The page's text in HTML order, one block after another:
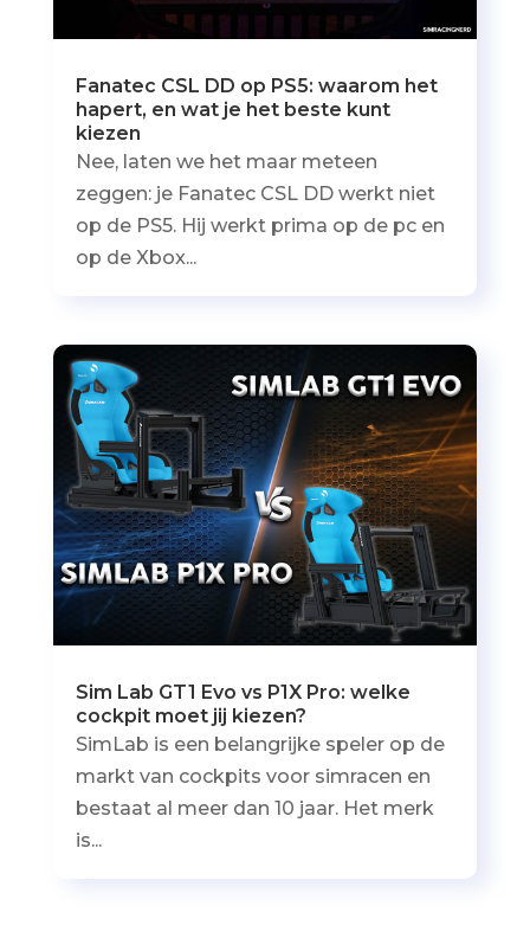
Fanatec CSL DD op PS5: waarom het
hapert, en wat je het beste kunt
kiezen
Nee, laten we het maar meteen
zeggen: je Fanatec CSL DD werkt niet
op de PS5. Hij werkt prima op de pc en
op de Xbox...
Sim Lab GT1 Evo vs P1X Pro: welke
cockpit moet jij kiezen?
SimLab is een belangrijke speler op de
markt van cockpits voor simracen en
bestaat al meer dan 10 jaar. Het merk
is...